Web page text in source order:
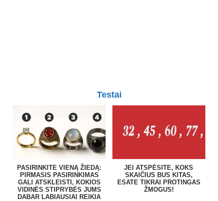
Testai
PASIRINKITE VIENĄ ŽIEDĄ:
PIRMASIS PASIRINKIMAS
GALI ATSKLEISTI, KOKIOS
VIDINĖS STIPRYBĖS JUMS
DABAR LABIAUSIAI REIKIA
JEI ATSPĖSITE, KOKS
SKAIČIUS BUS KITAS,
ESATE TIKRAI PROTINGAS
ŽMOGUS!